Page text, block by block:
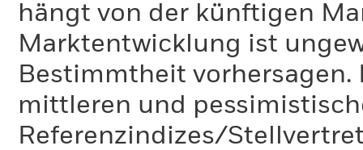
hängt von der künftigen
Marktentwicklung ist
Bestimmtheit
mittleren und
Referenzindizes/